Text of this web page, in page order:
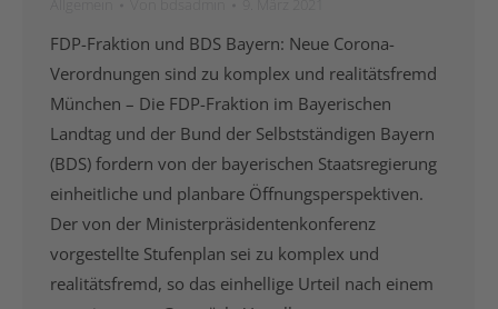
FDP-Fraktion und BDS Bayern: Neue Corona-
Verordnungen sind zu komplex und realitätsfremd
München – Die FDP-Fraktion im Bayerischen
Landtag und der Bund der Selbstständigen Bayern
(BDS) fordern von der bayerischen Staatsregierung
einheitliche und planbare Öffnungsperspektiven.
Der von der Ministerpräsidentenkonferenz
vorgestellte Stufenplan sei zu komplex und
realitätsfremd, so das einhellige Urteil nach einem